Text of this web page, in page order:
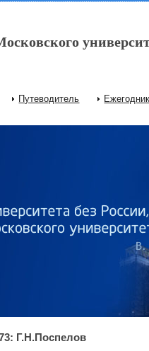
Путеводитель
Г.Н.Поспелов